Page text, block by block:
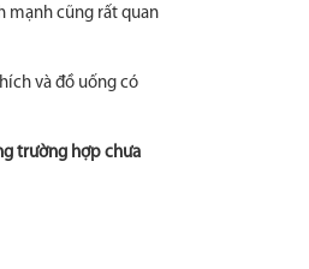
mạnh cũng rất quan
và đồ uống có
trường hợp chưa